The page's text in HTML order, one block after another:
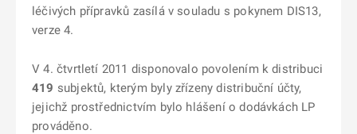
léčivých přípravků zasílá v souladu s pokynem DIS13,
verze 4.
V 4. čtvrtletí 2011 disponovalo povolením k distribuci
419 subjektů, kterým byly zřízeny distribuční účty,
jejichž prostřednictvím bylo hlášení o dodávkách LP
prováděno.